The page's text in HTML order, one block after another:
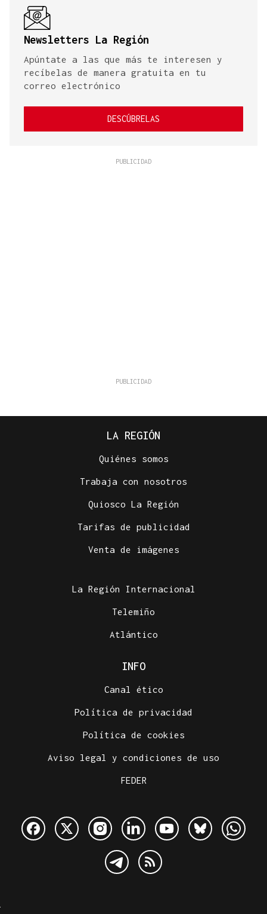
Newsletters La Región
Apúntate a las que más te interesen y
recíbelas de manera gratuita en tu
correo electrónico
DESCÚBRELAS
LA REGIÓN
Quiénes somos
Trabaja con nosotros
Quiosco La Región
Tarifas de publicidad
Venta de imágenes
La Región Internacional
Telemiño
Atlántico
INFO
Canal ético
Política de privacidad
Política de cookies
Aviso legal y condiciones de uso
FEDER